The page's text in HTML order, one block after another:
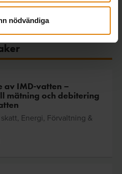
nödvändiga
av IMD-vatten –
mätning och debitering
Energi, Förvaltning &